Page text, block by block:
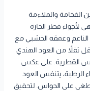
الفخامة والملاءمة
لأجواء قطر الحارة
الناعم وعمقه الخشبي مع
ثقلاً من العود الهندي
القطرية. على عكس
الرطبة، يتنفس العود
يطغى على الحواس. لتحقيق